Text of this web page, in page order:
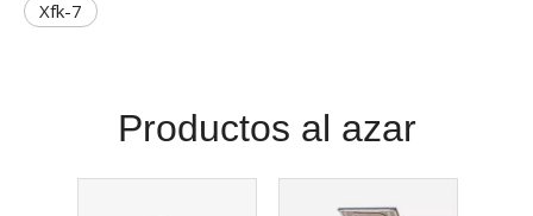
Xfk-7
Productos al azar